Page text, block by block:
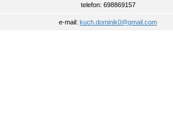
telefon: 698869157
e-mail: kuch.dominik0@gmail.com